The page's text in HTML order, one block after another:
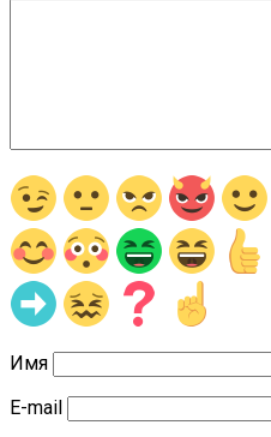
Имя
E-mail